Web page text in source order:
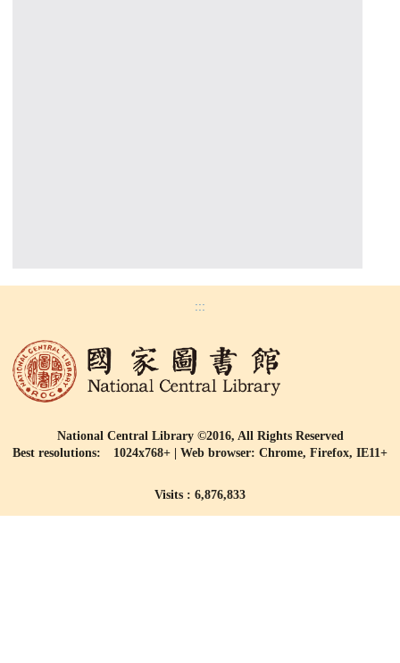
:::
National Central Library ©2016, All Rights Reserved
Best resolutions: 1024x768+ | Web browser: Chrome, Firefox, IE11+
Visits : 6,876,833